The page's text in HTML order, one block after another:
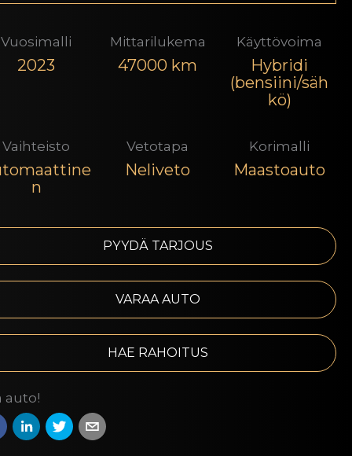
Vuosimalli
2023
Mittarilukema
47000 km
Käyttövoima
Hybridi
(bensiini/säh
kö)
Vaihteisto
n
Vetotapa
Neliveto
Korimalli
Maastoauto
PYYDÄ TARJOUS
VARAA AUTO
HAE RAHOITUS
auto!